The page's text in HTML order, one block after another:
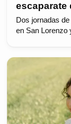
escaparate
Dos jornadas
en San Lorenzo